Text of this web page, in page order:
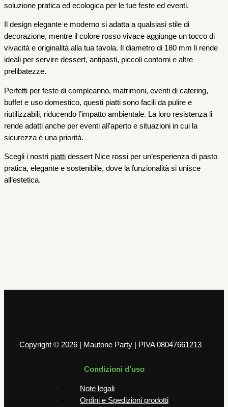
soluzione pratica ed ecologica per le tue feste ed eventi.
Il design elegante e moderno si adatta a qualsiasi stile di
decorazione, mentre il colore rosso vivace aggiunge un tocco di
vivacità e originalità alla tua tavola. Il diametro di 180 mm li rende
ideali per servire dessert, antipasti, piccoli contorni e altre
prelibatezze.
Perfetti per feste di compleanno, matrimoni, eventi di catering,
buffet e uso domestico, questi piatti sono facili da pulire e
riutilizzabili, riducendo l’impatto ambientale. La loro resistenza li
rende adatti anche per eventi all’aperto e situazioni in cui la
sicurezza è una priorità.
Scegli i nostri piatti dessert Nice rossi per un’esperienza di pasto
pratica, elegante e sostenibile, dove la funzionalità si unisce
all’estetica.
Copyright © 2026 | Mautone Party | PIVA 08047661213
Condizioni d'uso
Note legali
Ordini e Spedizioni prodotti